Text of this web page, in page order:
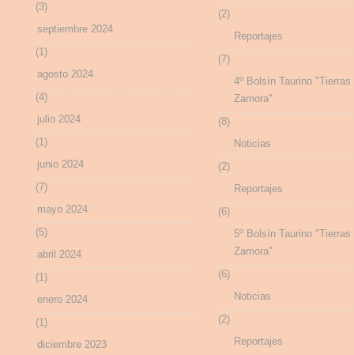
(3)
septiembre 2024
(1)
agosto 2024
(4)
julio 2024
(1)
junio 2024
(7)
mayo 2024
(5)
abril 2024
(1)
enero 2024
(1)
diciembre 2023
(2)
Reportajes
(7)
4º Bolsín Taurino "Tierras
Zamora"
(8)
Noticias
(2)
Reportajes
(6)
5º Bolsín Taurino "Tierras
Zamora"
(6)
Noticias
(2)
Reportajes